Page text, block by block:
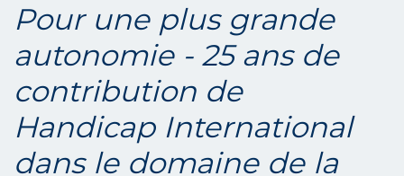
Pour une plus grande
autonomie - 25 ans de
contribution de
Handicap International
dans le domaine de la